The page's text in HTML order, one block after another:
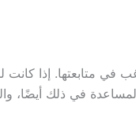
في متابعتها. إذا كانت
المساعدة في ذلك أيضًا،